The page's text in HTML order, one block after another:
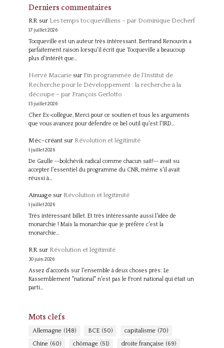
Derniers commentaires
RRsur Les temps tocquevilliens – par Dominique Decherf
17 juillet 2026
Tocqueville est un auteur très intéressant. Bertrand Renouvin a
parfaitement raison lorsqu'il écrit que Tocqueville a beaucoup
plus d'intérêt que…
Hervé Macariesur Fin programmée de l’Institut de
Recherche pour le Développement : la recherche à la
découpe – par François Gerlotto
13 juillet 2026
Cher Ex-collègue, Merci pour ce soutien et tous les arguments
que vous avancez pour défendre ce bel outil qu'est l'IRD…
Méc-créantsur Révolution et légitimité
1 juillet 2026
De Gaulle --bolchévik radical comme chacun sait!-- avait su
accepter l'essentiel du programme du CNR, même s'il avait
réussi à…
Ainuagesur Révolution et légitimité
1 juillet 2026
Très intéressant billet. Et très intéressante aussi l'idée de
monarchie ! Mais la monarchie que je préfère c'est la
monarchie…
RRsur Révolution et légitimité
30 juin 2026
Assez d'accords sur l'ensemble à deux choses près: Le
Rassemblement "national" n'est pas le Front national qui était un
parti…
Mots clefs
Allemagne (148) BCE (50) capitalisme (70)
Chine (60) chômage (51) droite française (69)